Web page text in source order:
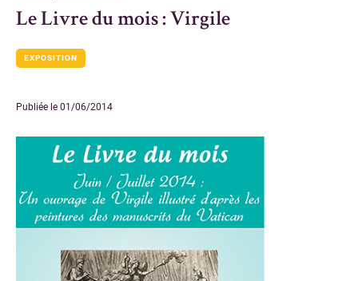
Accès ouvert
Bibliothèque des Archives Husserl
Bibliothèque d'archéologie
Centre documentaire du CAPHÉS
Bibliothèque de mathématiques et informatique
Le Livre du mois : Virgile
EXPOSITION
Publiée le 01/06/2014